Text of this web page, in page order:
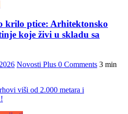
krilo ptice: Arhitektonsko
koje živi u skladu sa
Novosti Plus 0 Comments 3 min